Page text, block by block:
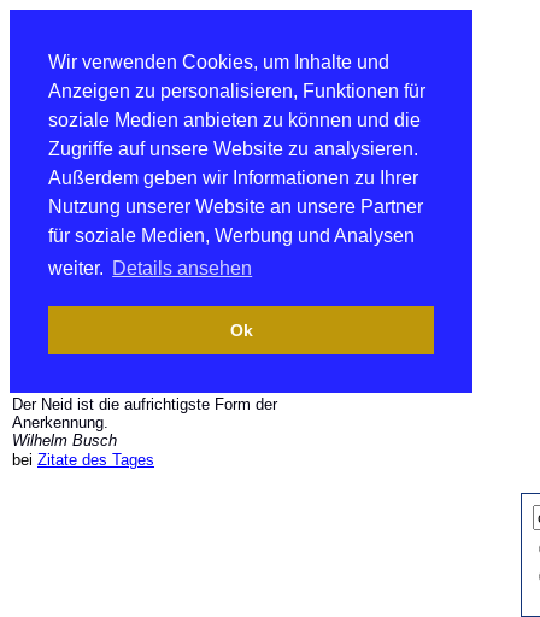
Wir verwenden Cookies, um Inhalte und
Anzeigen zu personalisieren, Funktionen für
soziale Medien anbieten zu können und die
Zugriffe auf unsere Website zu analysieren.
Außerdem geben wir Informationen zu Ihrer
Nutzung unserer Website an unsere Partner
für soziale Medien, Werbung und Analysen
weiter. Details ansehen
Ok
Der Neid ist die aufrichtigste Form der
Anerkennung.
Wilhelm Busch
bei Zitate des Tages